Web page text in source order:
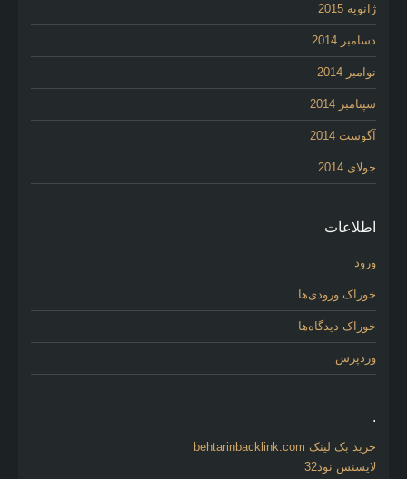
ژانویه 2015
دسامبر 2014
نوامبر 2014
سپتامبر 2014
آگوست 2014
جولای 2014
اطلاعات
ورود
خوراک ورودی‌ها
خوراک دیدگاه‌ها
وردپرس
.
خرید بک لینک behtarinbacklink.com
لایسنس نود32